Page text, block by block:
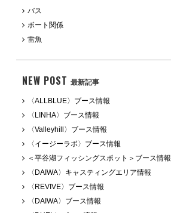
バス
ボート関係
雷魚
NEW POST 最新記事
〈ALLBLUE〉ブース情報
〈LINHA〉ブース情報
〈Valleyhill〉ブース情報
〈イージーラボ〉ブース情報
＜平谷湖フィッシングスポット＞ブース情報
〈DAIWA〉キャスティングエリア情報
〈REVIVE〉ブース情報
〈DAIWA〉ブース情報